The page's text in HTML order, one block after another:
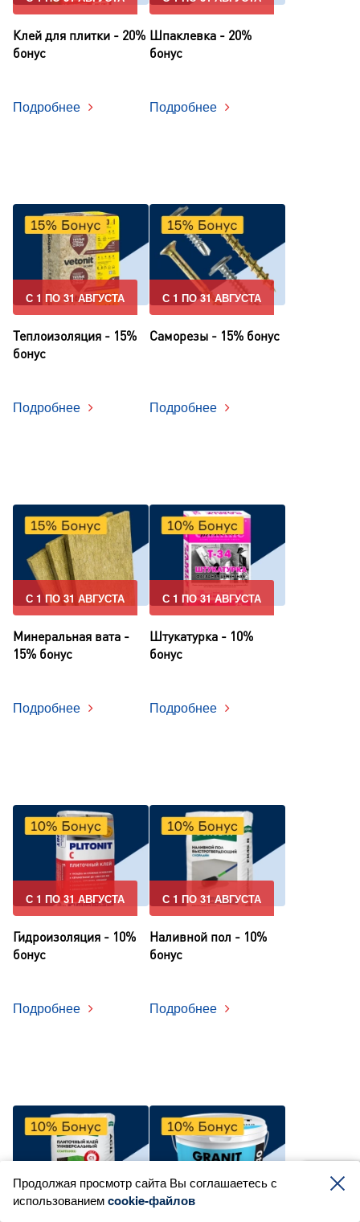
Клей для плитки - 20%
бонус
Подробнее
Шпаклевка - 20%
бонус
Подробнее
С 1 ПО 31 АВГУСТА
Теплоизоляция - 15%
бонус
Подробнее
С 1 ПО 31 АВГУСТА
Саморезы - 15% бонус
Подробнее
С 1 ПО 31 АВГУСТА
Минеральная вата -
15% бонус
Подробнее
С 1 ПО 31 АВГУСТА
Штукатурка - 10%
бонус
Подробнее
С 1 ПО 31 АВГУСТА
Гидроизоляция - 10%
бонус
Подробнее
С 1 ПО 31 АВГУСТА
Наливной пол - 10%
бонус
Подробнее
С 1 ПО 31 АВГУСТА С 1 ПО 31 АВГУСТА
Продолжая просмотр сайта Вы соглашаетесь с
использованиемcookie-файлов